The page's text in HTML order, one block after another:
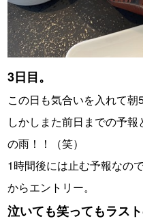
3日目。
この日も気合いを入れて朝
しかしまた前日までの予
の雨！！（笑）
1時間後には止む予報なの
からエントリー。
泣いても笑ってもラス